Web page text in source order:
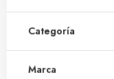
Categoría
Marca